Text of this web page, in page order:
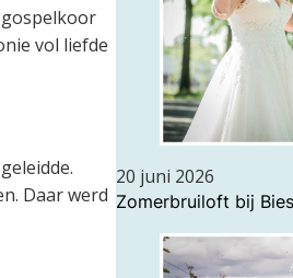
vol liefde
Daar werd
20 juni 2026
Zomerbruiloft bij